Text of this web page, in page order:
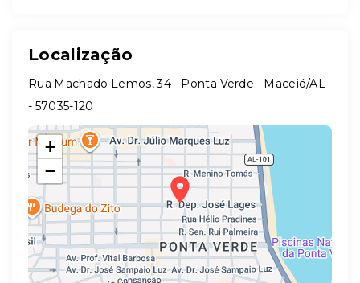
Localização
Rua Machado Lemos, 34 - Ponta Verde - Maceió/AL
- 57035-120
+
−